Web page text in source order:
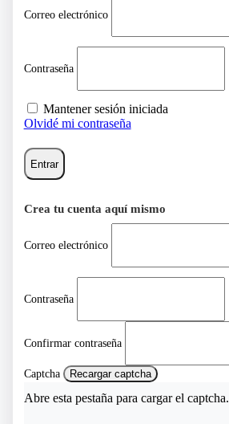
Correo electrónico
Contraseña
Mantener sesión iniciada
Olvidé mi contraseña
Entrar
Crea tu cuenta aquí mismo
Correo electrónico
Contraseña
Confirmar contraseña
Captcha Recargar captcha
Abre esta pestaña para cargar el captcha.